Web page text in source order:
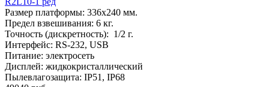
Размер платформы: 336х240 мм.
Предел взвешивания: 6 кг.
Точность (дискретность): 1/2 г.
Интерфейс: RS-232, USB
Питание: электросеть
Дисплей: жидкокристаллический
Пылевлагозащита: IP51, IP68